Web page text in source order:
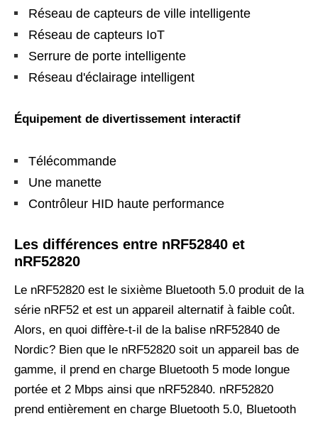
Réseau de capteurs de ville intelligente
Réseau de capteurs IoT
Serrure de porte intelligente
Réseau d'éclairage intelligent
Équipement de divertissement interactif
Télécommande
Une manette
Contrôleur HID haute performance
Les différences entre nRF52840 et
nRF52820
Le nRF52820 est le sixième Bluetooth 5.0 produit de la
série nRF52 et est un appareil alternatif à faible coût.
Alors, en quoi diffère-t-il de la balise nRF52840 de
Nordic? Bien que le nRF52820 soit un appareil bas de
gamme, il prend en charge Bluetooth 5 mode longue
portée et 2 Mbps ainsi que nRF52840. nRF52820
prend entièrement en charge Bluetooth 5.0, Bluetooth